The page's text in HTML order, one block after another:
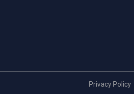
Privacy Policy